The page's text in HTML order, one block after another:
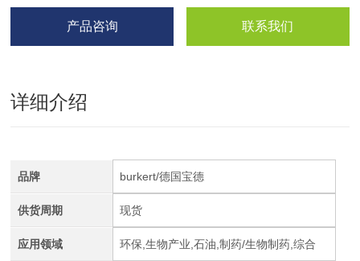
产品咨询 联系我们
详细介绍
品牌 burkert/德国宝德
供货周期 现货
应用领域 环保,生物产业,石油,制药/生物制药,综合